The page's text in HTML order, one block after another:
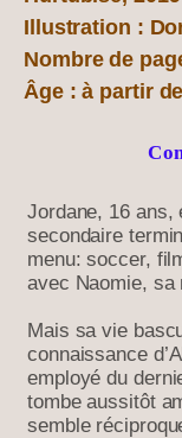
Illustration :
Nombre de
Âge : à partir
Jordane, 16 ans,
secondaire
menu: soccer,
avec Naomie, sa
Mais sa vie
connaissance
employé du
tombe aussitôt
semble